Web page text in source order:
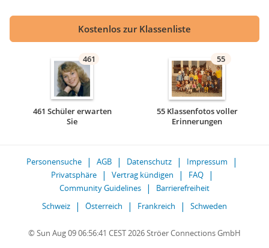
Kostenlos zur Klassenliste
461
461 Schüler erwarten
Sie
55
55 Klassenfotos voller
Erinnerungen
Personensuche AGB Datenschutz
Impressum
Privatsphäre
Vertrag kündigen
FAQ
Community Guidelines
Barrierefreiheit
Schweiz
Österreich Frankreich Schweden
© Sun Aug 09 06:56:41 CEST 2026 Ströer Connections GmbH